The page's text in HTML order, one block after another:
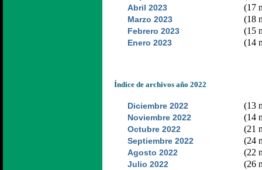
Abril 2023 (17
Marzo 2023 (18
Febrero 2023 (15
Enero 2023 (14
Índice de archivos año 2022
Diciembre 2022 (13
Noviembre 2022 (14
Octubre 2022 (21
Septiembre 2022 (24
Agosto 2022 (22
Julio 2022 (26